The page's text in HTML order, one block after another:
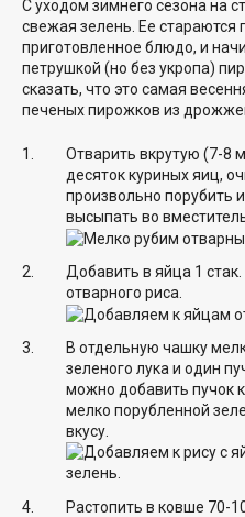
С уходом зимнего сезона на
свежая зелень. Ее
приготовленное блюдо, и
петрушкой (но без укропа)
сказать, что это самая
печеных пирожков из
Отварить вкрутую (7-8
десяток куриных яиц,
произвольно порубить
высыпать во
Добавить в яйца 1
отварного риса.
В отдельную чашку
зеленого лука и один
можно добавить пучок
мелко порубленной
вкусу.
Растопить в ковше 70-